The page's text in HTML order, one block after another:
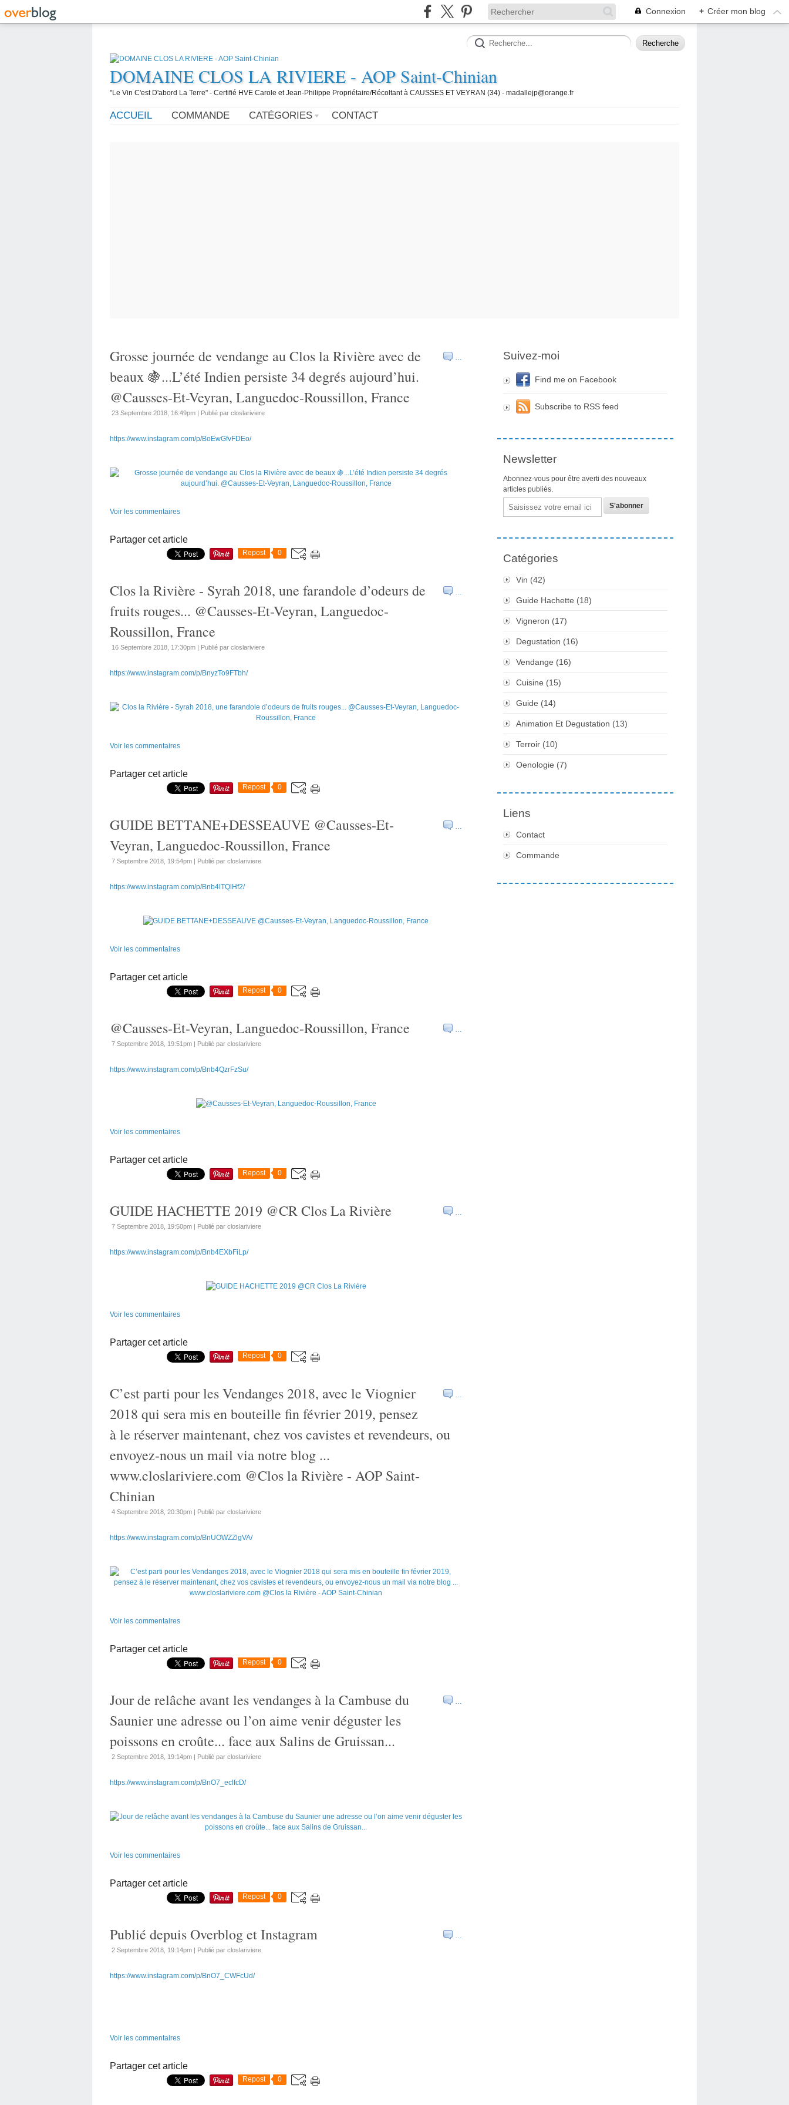
Connexion + Créer mon blog
DOMAINE CLOS LA RIVIERE - AOP Saint-Chinian
"Le Vin C'est D'abord La Terre" - Certifié HVE Carole et Jean-Philippe Propriétaire/Récoltant à CAUSSES ET VEYRAN (34) - madallejp@orange.fr
ACCUEIL COMMANDE CATÉGORIES CONTACT
…
Grosse journée de vendange au Clos la Rivière avec de
beaux 🍇...L’été Indien persiste 34 degrés aujourd’hui.
@Causses-Et-Veyran, Languedoc-Roussillon, France
23 Septembre 2018, 16:49pm | Publié par closlariviere
https://www.instagram.com/p/BoEwGfvFDEo/
Voir les commentaires
Partager cet article
Repost 0
…
Clos la Rivière - Syrah 2018, une farandole d’odeurs de
fruits rouges... @Causses-Et-Veyran, Languedoc-
Roussillon, France
16 Septembre 2018, 17:30pm | Publié par closlariviere
https://www.instagram.com/p/BnyzTo9FTbh/
Voir les commentaires
Partager cet article
Repost 0
…
GUIDE BETTANE+DESSEAUVE @Causses-Et-
Veyran, Languedoc-Roussillon, France
7 Septembre 2018, 19:54pm | Publié par closlariviere
https://www.instagram.com/p/Bnb4lTQlHf2/
Voir les commentaires
Partager cet article
Repost 0
…
@Causses-Et-Veyran, Languedoc-Roussillon, France
7 Septembre 2018, 19:51pm | Publié par closlariviere
https://www.instagram.com/p/Bnb4QzrFzSu/
Voir les commentaires
Partager cet article
Repost 0
…
GUIDE HACHETTE 2019 @CR Clos La Rivière
7 Septembre 2018, 19:50pm | Publié par closlariviere
https://www.instagram.com/p/Bnb4EXbFiLp/
Voir les commentaires
Partager cet article
Repost 0
…
C’est parti pour les Vendanges 2018, avec le Viognier
2018 qui sera mis en bouteille fin février 2019, pensez
à le réserver maintenant, chez vos cavistes et revendeurs, ou
envoyez-nous un mail via notre blog ...
www.closlariviere.com @Clos la Rivière - AOP Saint-
Chinian
4 Septembre 2018, 20:30pm | Publié par closlariviere
https://www.instagram.com/p/BnUOWZZlgVA/
Voir les commentaires
Partager cet article
Repost 0
…
Jour de relâche avant les vendanges à la Cambuse du
Saunier une adresse ou l’on aime venir déguster les
poissons en croûte... face aux Salins de Gruissan...
2 Septembre 2018, 19:14pm | Publié par closlariviere
https://www.instagram.com/p/BnO7_eclfcD/
Voir les commentaires
Partager cet article
Repost 0
…
Publié depuis Overblog et Instagram
2 Septembre 2018, 19:14pm | Publié par closlariviere
https://www.instagram.com/p/BnO7_CWFcUd/
Voir les commentaires
Partager cet article
Repost 0
Suivez-moi
Find me on Facebook
Subscribe to RSS feed
Newsletter
Abonnez-vous pour être averti des nouveaux
articles publiés.
Email
Catégories
Vin (42)
Guide Hachette (18)
Vigneron (17)
Degustation (16)
Vendange (16)
Cuisine (15)
Guide (14)
Animation Et Degustation (13)
Terroir (10)
Oenologie (7)
Liens
Contact
Commande